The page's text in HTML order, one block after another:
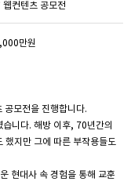
컨텐츠 공모전
만원
공모전을 진행합니다.
니다. 해방 이후, 70년간의
했지만 그에 따른 부작용들도
현대사 속 경험을 통해 교훈